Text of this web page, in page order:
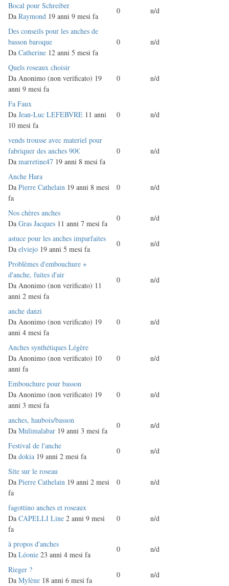
Discussione
normale
Bocal pour Schreiber
Da Raymond 19 anni 9 mesi fa
0 n/d
Discussione
normale
Des conseils pour les anches de
basson baroque
Da Catherine 12 anni 5 mesi fa
0 n/d
Discussione
normale
Quels roseaux choisir
Da Anonimo (non verificato) 19
anni 9 mesi fa
0 n/d
Discussione
normale
Fa Faux
Da Jean-Luc LEFEBVRE 11 anni
10 mesi fa
0 n/d
Discussione
normale
vends trousse avec materiel pour
fabriquer des anches 90€
Da marretine47 19 anni 8 mesi fa
0 n/d
Discussione
normale
Anche Hara
Da Pierre Cathelain 19 anni 8 mesi
fa
0 n/d
Discussione
normale
Nos chères anches
Da Gras Jacques 11 anni 7 mesi fa
0 n/d
Discussione
normale
astuce pour les anches imparfaites
Da elviejo 19 anni 5 mesi fa
0 n/d
Discussione
normale
Problèmes d'embouchure +
d'anche, fuites d'air
Da Anonimo (non verificato) 11
anni 2 mesi fa
0 n/d
Discussione
normale
anche danzi
Da Anonimo (non verificato) 19
anni 4 mesi fa
0 n/d
Discussione
normale
Anches synthétiques Légère
Da Anonimo (non verificato) 10
anni fa
0 n/d
Discussione
normale
Embouchure pour basson
Da Anonimo (non verificato) 19
anni 3 mesi fa
0 n/d
Discussione
normale
anches, haubois/basson
Da Mulimalabar 19 anni 3 mesi fa
0 n/d
Discussione
normale
Festival de l'anche
Da dokia 19 anni 2 mesi fa
0 n/d
Discussione
normale
Site sur le roseau
Da Pierre Cathelain 19 anni 2 mesi
fa
0 n/d
Discussione
normale
fagottino anches et roseaux
Da CAPELLI Line 2 anni 9 mesi
fa
0 n/d
Discussione
normale
à propos d'anches
Da Léonie 23 anni 4 mesi fa
0 n/d
Discussione
normale
Rieger ?
Da Mylène 18 anni 6 mesi fa
0 n/d